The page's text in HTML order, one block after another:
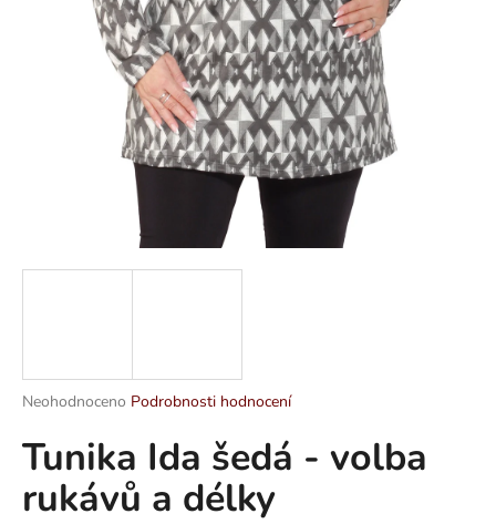
Průměrné
produktu
je
z
Neohodnoceno Podrobnosti hodnocení
Tunika Ida šedá - volba
rukávů a délky
o
p
r
u
č